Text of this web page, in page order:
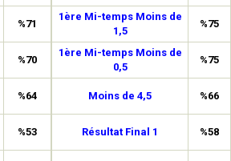
%71
%70
%64
%53
1ère Mi-temps Moins de
1,5
%75
1ère Mi-temps Moins de
0,5
%75
Moins de 4,5 %66
Résultat Final 1 %58